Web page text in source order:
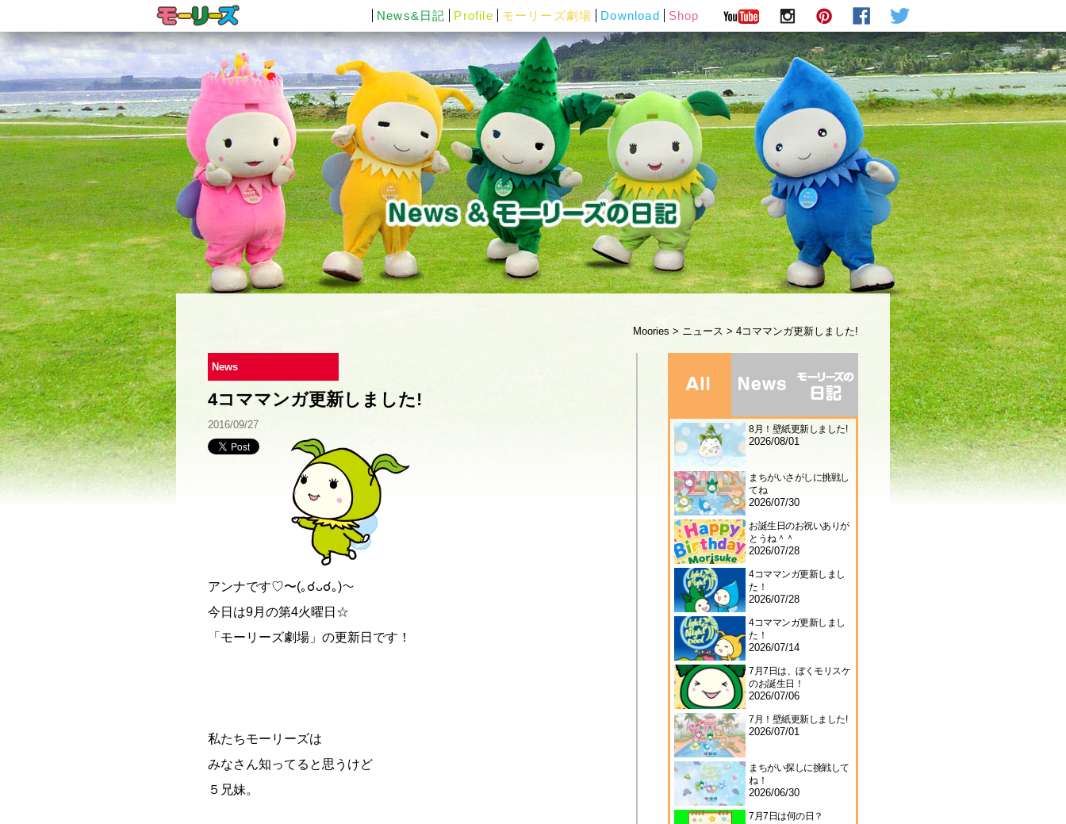
News&日記 Profile モーリーズ劇場 Download Shop
Moories > ニュース > 4コママンガ更新しました!
News
4コママンガ更新しました!
2016/09/27
アンナです♡〜(｡☌ᴗ☌｡)〜
今日は9月の第4火曜日☆
「モーリーズ劇場」の更新日です！
私たちモーリーズは
みなさん知ってると思うけど
５兄妹。
8月！壁紙更新しました!
2026/08/01
まちがいさがしに挑戦し
てね
2026/07/30
お誕生日のお祝いありが
とうね＾＾
2026/07/28
4コママンガ更新しまし
た！
2026/07/28
4コママンガ更新しまし
た！
2026/07/14
7月7日は、ぼくモリスケ
のお誕生日！
2026/07/06
7月！壁紙更新しました!
2026/07/01
まちがい探しに挑戦して
ね！
2026/06/30
7月7日は何の日？